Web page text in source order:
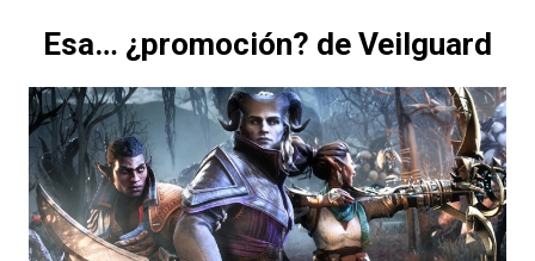
Esa… ¿promoción? de Veilguard